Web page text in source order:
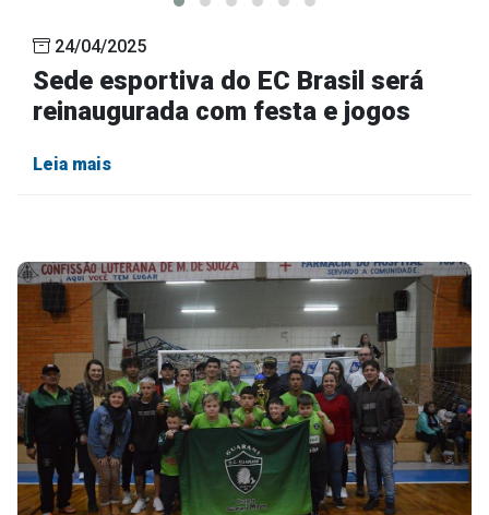
24/04/2025
Sede esportiva do EC Brasil será
reinaugurada com festa e jogos
Leia mais